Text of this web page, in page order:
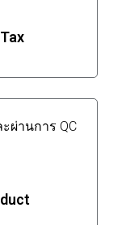
ผ่านการ QC